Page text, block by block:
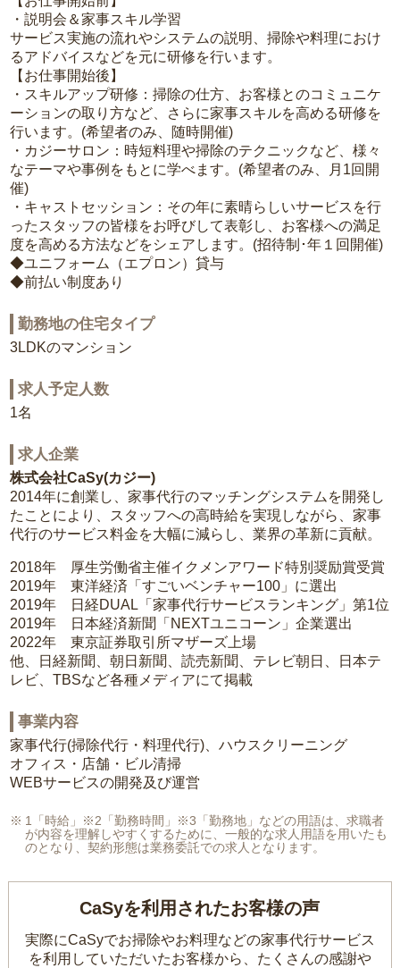
・説明会＆家事スキル学習
サービス実施の流れやシステムの説明、掃除や料理におけ
るアドバイスなどを元に研修を行います。
【お仕事開始後】
・スキルアップ研修：掃除の仕方、お客様とのコミュニケ
ーションの取り方など、さらに家事スキルを高める研修を
行います。(希望者のみ、随時開催)
・カジーサロン：時短料理や掃除のテクニックなど、様々
なテーマや事例をもとに学べます。(希望者のみ、月1回開
催)
・キャストセッション：その年に素晴らしいサービスを行
ったスタッフの皆様をお呼びして表彰し、お客様への満足
度を高める方法などをシェアします。(招待制･年１回開催)
◆ユニフォーム（エプロン）貸与
◆前払い制度あり
勤務地の住宅タイプ
3LDKのマンション
求人予定人数
1名
求人企業
株式会社CaSy(カジー)
2014年に創業し、家事代行のマッチングシステムを開発し
たことにより、スタッフへの高時給を実現しながら、家事
代行のサービス料金を大幅に減らし、業界の革新に貢献。
2018年 厚生労働省主催イクメンアワード特別奨励賞受賞
2019年 東洋経済「すごいベンチャー100」に選出
2019年 日経DUAL「家事代行サービスランキング」第1位
2019年 日本経済新聞「NEXTユニコーン」企業選出
2022年 東京証券取引所マザーズ上場
他、日経新聞、朝日新聞、読売新聞、テレビ朝日、日本テ
レビ、TBSなど各種メディアにて掲載
事業内容
家事代行(掃除代行・料理代行)、ハウスクリーニング
オフィス・店舗・ビル清掃
WEBサービスの開発及び運営
1「時給」※2「勤務時間」※3「勤務地」などの用語は、求職者
が内容を理解しやすくするために、一般的な求人用語を用いたも
のとなり、契約形態は業務委託での求人となります。
CaSyを利用されたお客様の声
実際にCaSyでお掃除やお料理などの家事代行サービス
を利用していただいたお客様から、 たくさんの感謝や